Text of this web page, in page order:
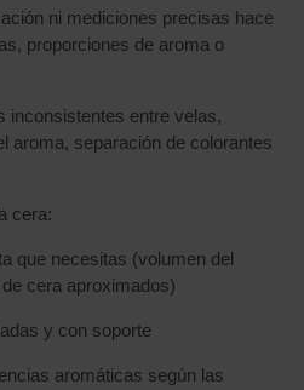
ni mediciones precisas hace
proporciones de aroma o
inconsistentes entre velas,
aroma, separación de colorantes
cera:
que necesitas (volumen del
cera aproximados)
y con soporte
aromáticas según las